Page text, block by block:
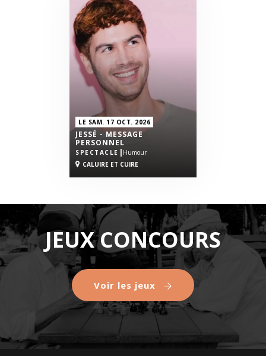
LE SAM. 17 OCT. 2026
JESSÉ - MESSAGE
PERSONNEL
SPECTACLE | Humour
CALUIRE ET CUIRE
JEUX CONCOURS
Voir les jeux